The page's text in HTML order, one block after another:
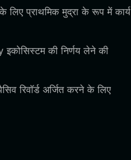
लिए प्राथमिक मुद्रा के रूप में कार्य
की निर्णय लेने की
रिवॉर्ड अर्जित करने के लिए